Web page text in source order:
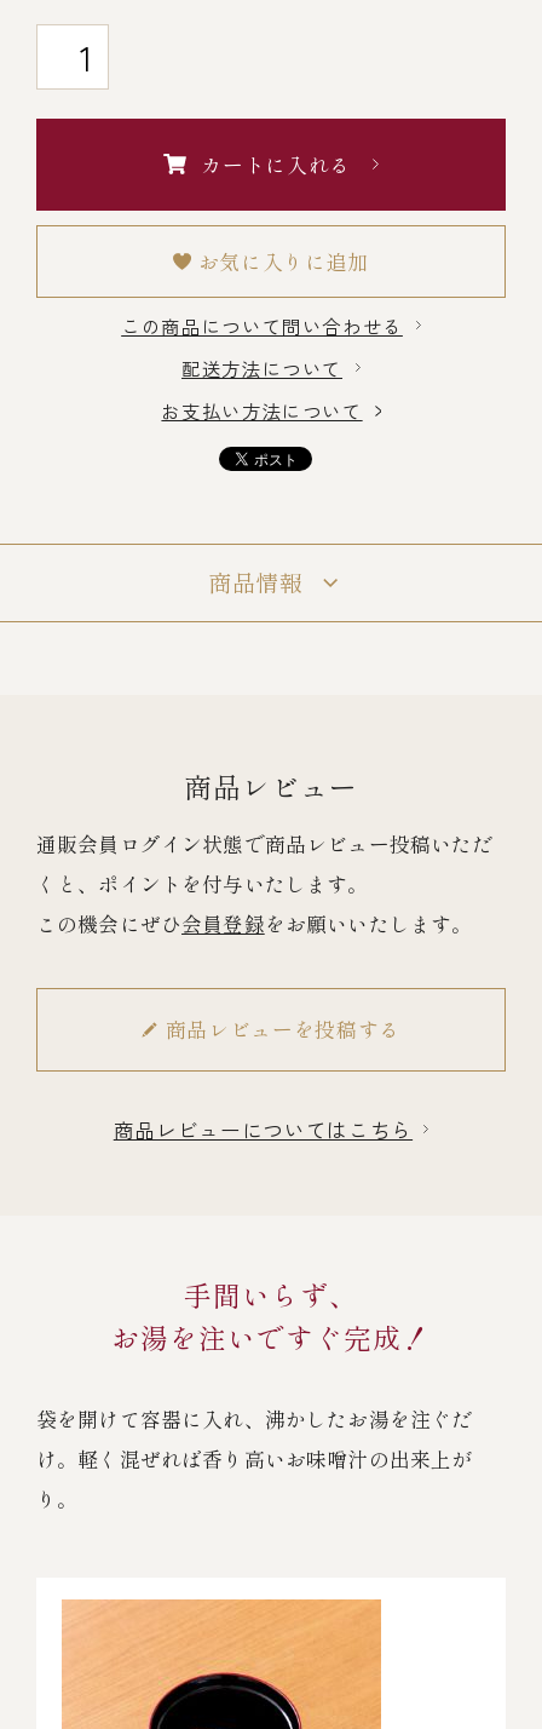
冷凍商品一覧
伊勢海老料理一覧
季節限定商品
カートに入れる
お気に入りに追加
この商品について問い合わせる
配送方法について
お支払い方法について
商品情報
商品レビュー
通販会員ログイン状態で商品レビュー投稿いただ
くと、ポイントを付与いたします。
この機会にぜひ会員登録をお願いいたします。
商品レビューを投稿する
商品レビューについてはこちら
手間いらず、
お湯を注いですぐ完成！
袋を開けて容器に入れ、沸かしたお湯を注ぐだ
け。 軽く混ぜれば香り高いお味噌汁の出来上が
り。